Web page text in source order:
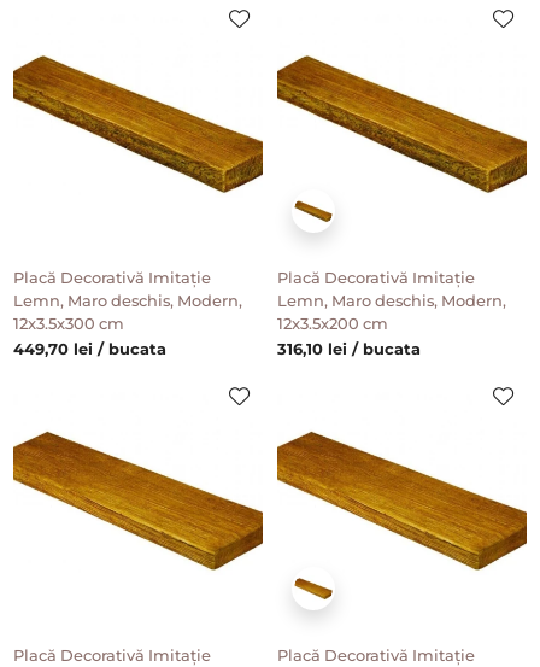
Placă Decorativă Imitație
Lemn, Maro deschis, Modern,
12x3.5x300 cm
449,70 lei / bucata
Placă Decorativă Imitație
Lemn, Maro deschis, Modern,
12x3.5x200 cm
316,10 lei / bucata
Placă Decorativă Imitație
Placă Decorativă Imitație